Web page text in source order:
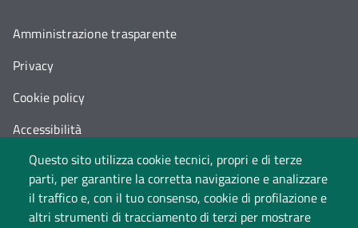
Questo sito utilizza cookie tecnici, propri e di terze
parti, per garantire la corretta navigazione e analizzare
il traffico e, con il tuo consenso, cookie di profilazione e
altri strumenti di tracciamento di terzi per mostrare
Amministrazione trasparente
Privacy
Cookie policy
Accessibilità
Cambia idea sui cookie
Dati di monitoraggio